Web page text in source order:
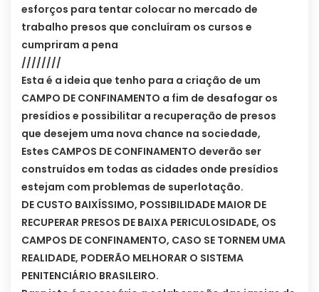
esforços para tentar colocar no mercado de
trabalho presos que concluíram os cursos e
cumpriram a pena
////////
Esta é a ideia que tenho para a criação de um
CAMPO DE CONFINAMENTO a fim de desafogar os
presídios e possibilitar a recuperação de presos
que desejem uma nova chance na sociedade,
Estes CAMPOS DE CONFINAMENTO deverão ser
construídos em todas as cidades onde presídios
estejam com problemas de superlotação.
DE CUSTO BAIXÍSSIMO, POSSIBILIDADE MAIOR DE
RECUPERAR PRESOS DE BAIXA PERICULOSIDADE, OS
CAMPOS DE CONFINAMENTO, CASO SE TORNEM UMA
REALIDADE, PODERÃO MELHORAR O SISTEMA
PENITENCIÁRIO BRASILEIRO.